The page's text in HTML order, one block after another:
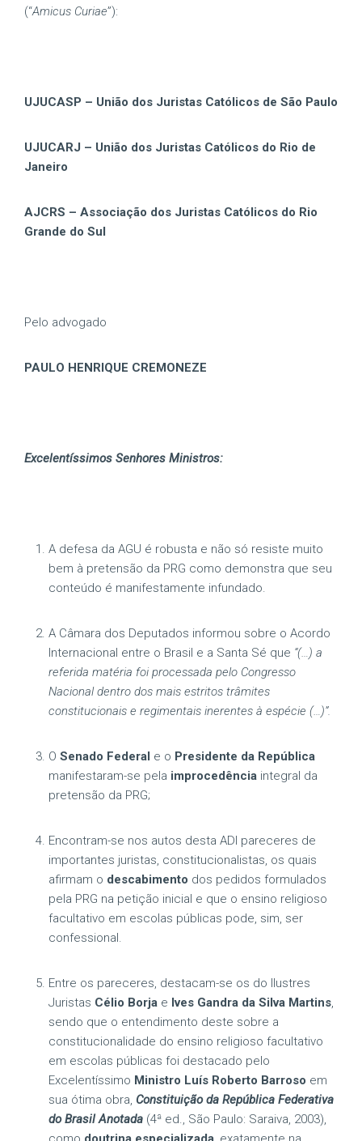
(“Amicus Curiae”):
UJUCASP – União dos Juristas Católicos de São Paulo
UJUCARJ – União dos Juristas Católicos do Rio de
Janeiro
AJCRS – Associação dos Juristas Católicos do Rio
Grande do Sul
Pelo advogado
PAULO HENRIQUE CREMONEZE
Excelentíssimos Senhores Ministros:
A defesa da AGU é robusta e não só resiste muito
bem à pretensão da PRG como demonstra que seu
conteúdo é manifestamente infundado.
A Câmara dos Deputados informou sobre o Acordo
Internacional entre o Brasil e a Santa Sé que “(…) a
referida matéria foi processada pelo Congresso
Nacional dentro dos mais estritos trâmites
constitucionais e regimentais inerentes à espécie (…)”.
O Senado Federal e o Presidente da República
manifestaram-se pela improcedência integral da
pretensão da PRG;
Encontram-se nos autos desta ADI pareceres de
importantes juristas, constitucionalistas, os quais
afirmam o descabimento dos pedidos formulados
pela PRG na petição inicial e que o ensino religioso
facultativo em escolas públicas pode, sim, ser
confessional.
Entre os pareceres, destacam-se os do Ilustres
Juristas Célio Borja e Ives Gandra da Silva Martins,
sendo que o entendimento deste sobre a
constitucionalidade do ensino religioso facultativo
em escolas públicas foi destacado pelo
Excelentíssimo Ministro Luís Roberto Barroso em
sua ótima obra, Constituição da República Federativa
do Brasil Anotada (4ª ed., São Paulo: Saraiva, 2003),